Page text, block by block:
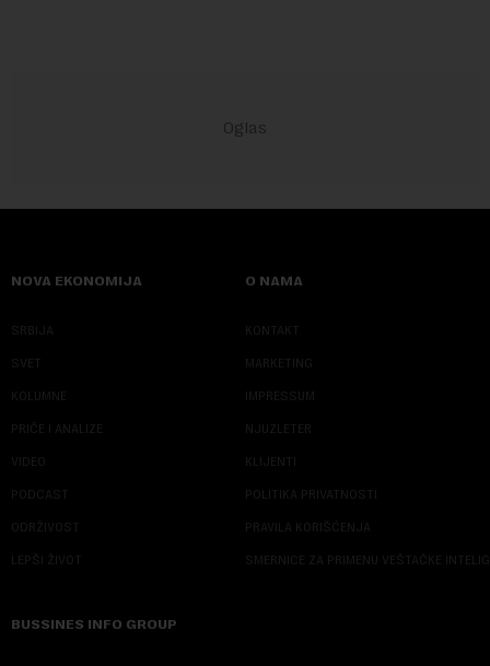
NOVA EKONOMIJA
SRBIJA
SVET
KOLUMNE
PRIČE I ANALIZE
VIDEO
PODCAST
ODRŽIVOST
LEPŠI ŽIVOT
O NAMA
KONTAKT
MARKETING
IMPRESSUM
NJUZLETER
KLIJENTI
POLITIKA PRIVATNOSTI
PRAVILA KORIŠĆENJA
SMERNICE ZA PRIMENU VEŠTAČKE
BUSSINES INFO GROUP